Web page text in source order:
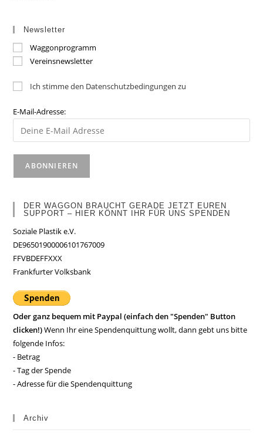
Newsletter
Waggonprogramm
Vereinsnewsletter
Ich stimme den Datenschutzbedingungen zu
E-Mail-Adresse:
DER WAGGON BRAUCHT GERADE JETZT EUREN
SUPPORT – HIER KÖNNT IHR FÜR UNS SPENDEN
Soziale Plastik e.V.
DE96501900006101767009
FFVBDEFFXXX
Frankfurter Volksbank
Oder ganz bequem mit Paypal (einfach den "Spenden" Button
clicken!)Wenn Ihr eine Spendenquittung wollt, dann gebt uns bitte
folgende Infos:
- Betrag
- Tag der Spende
- Adresse für die Spendenquittung
Archiv